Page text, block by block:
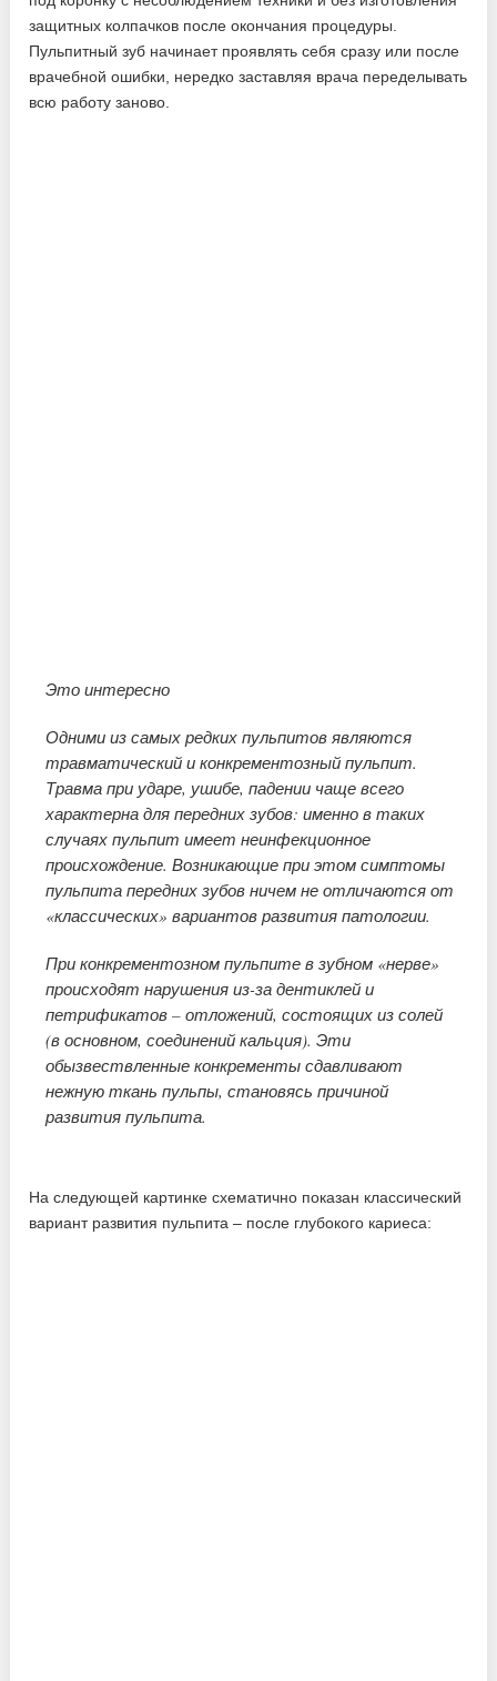
защитных колпачков после окончания процедуры.
Пульпитный зуб начинает проявлять себя сразу или после
врачебной ошибки, нередко заставляя врача переделывать
всю работу заново.
Это интересно
Одними из самых редких пульпитов являются
травматический и конкрементозный пульпит.
Травма при ударе, ушибе, падении чаще всего
характерна для передних зубов: именно в таких
случаях пульпит имеет неинфекционное
происхождение. Возникающие при этом симптомы
пульпита передних зубов ничем не отличаются от
«классических» вариантов развития патологии.
При конкрементозном пульпите в зубном «нерве»
происходят нарушения из-за дентиклей и
петрификатов – отложений, состоящих из солей
(в основном, соединений кальция). Эти
обызвествленные конкременты сдавливают
нежную ткань пульпы, становясь причиной
развития пульпита.
На следующей картинке схематично показан классический
вариант развития пульпита – после глубокого кариеса: